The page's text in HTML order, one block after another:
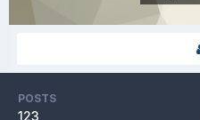
POSTS
123